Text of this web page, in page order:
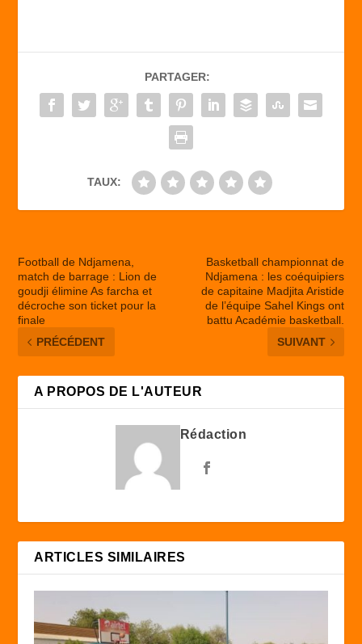
b
o
o
d
o
n
er
PARTAGER:
TAUX:
Football de Ndjamena,
match de barrage : Lion de
goudji élimine As farcha et
décroche son ticket pour la
finale
PRÉCÉDENT
Basketball championnat de
Ndjamena : les coéquipiers
de capitaine Madjita Aristide
de l’équipe Sahel Kings ont
battu Académie basketball.
SUIVANT
A PROPOS DE L'AUTEUR
Rédaction
ARTICLES SIMILAIRES